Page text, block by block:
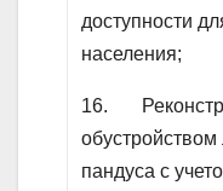
доступности
населения;
16.
пандуса с